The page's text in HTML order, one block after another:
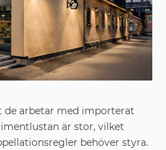
de arbetar med importerat
är stor, vilket
behöver styra.